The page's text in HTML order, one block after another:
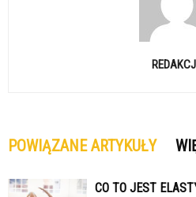
POWIĄZANE ARTYKUŁY
CO TO JEST